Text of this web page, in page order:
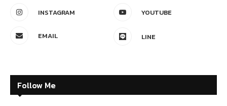
INSTAGRAM YOUTUBE
EMAIL LINE
Follow Me